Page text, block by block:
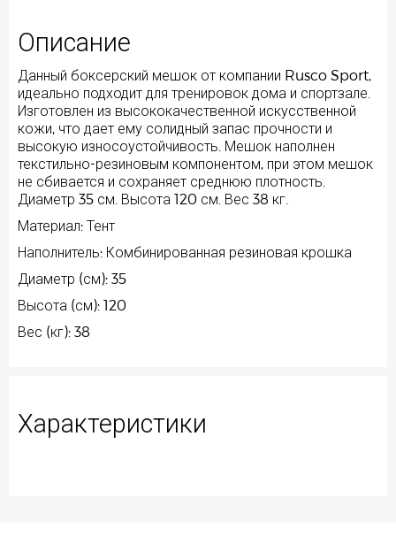
Описание
Данный боксерский мешок от компании Rusco Sport,
идеально подходит для тренировок дома и спортзале.
Изготовлен из высококачественной искусственной
кожи, что дает ему солидный запас прочности и
высокую износоустойчивость. Мешок наполнен
текстильно-резиновым компонентом, при этом мешок
не сбивается и сохраняет среднюю плотность.
Диаметр 35 см. Высота 120 см. Вес 38 кг.
Материал: Тент
Наполнитель: Комбинированная резиновая крошка
Диаметр (см): 35
Высота (см): 120
Вес (кг): 38
Характеристики